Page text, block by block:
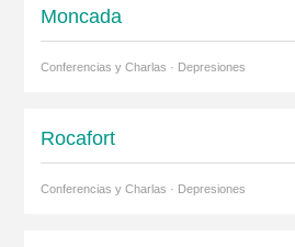
Moncada
Conferencias y Charlas · Depresiones
Rocafort
Conferencias y Charlas · Depresiones